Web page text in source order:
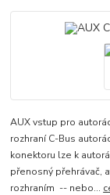
AUX vstup pro
rozhraní C-Bus
konektoru lze k
přenosný přehrávač,
rozhraním -- nebo...